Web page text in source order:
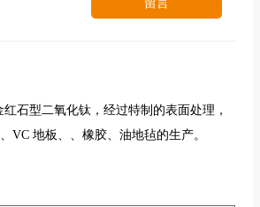
石型二氧化钛，经过特制的表面处理，
VC 地板、、橡胶、油地毡的生产。